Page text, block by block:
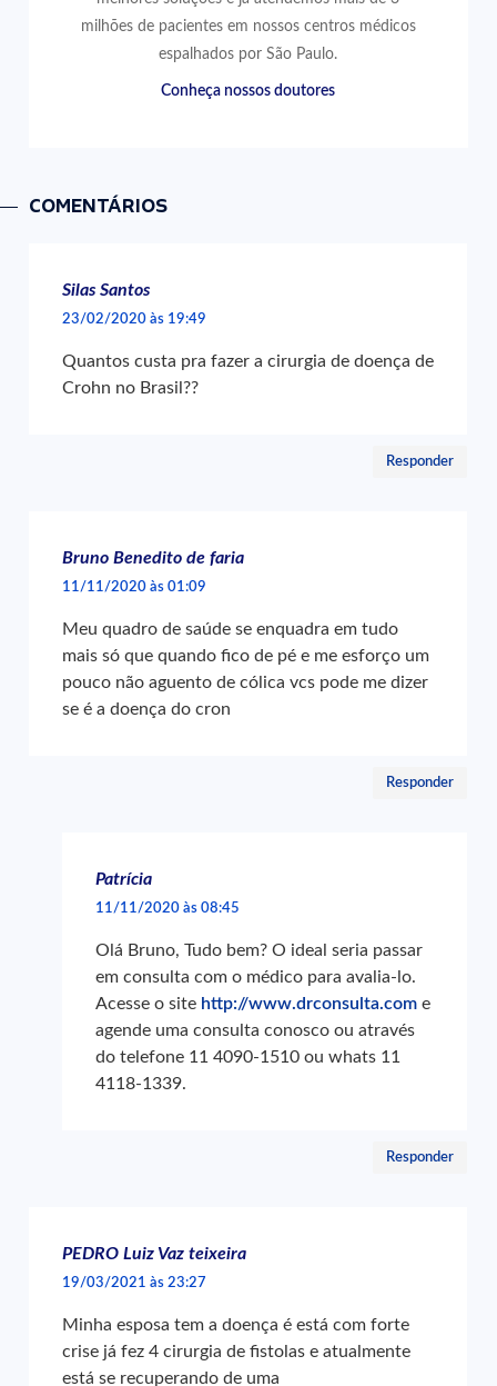
milhões de pacientes em nossos centros médicos
espalhados por São Paulo.
Conheça nossos doutores
COMENTÁRIOS
Silas Santos
23/02/2020 às 19:49
Quantos custa pra fazer a cirurgia de doença de
Crohn no Brasil??
Responder
Bruno Benedito de faria
11/11/2020 às 01:09
Meu quadro de saúde se enquadra em tudo
mais só que quando fico de pé e me esforço um
pouco não aguento de cólica vcs pode me dizer
se é a doença do cron
Responder
Patrícia
11/11/2020 às 08:45
Olá Bruno, Tudo bem? O ideal seria passar
em consulta com o médico para avalia-lo.
Acesse o site http://www.drconsulta.com e
agende uma consulta conosco ou através
do telefone 11 4090-1510 ou whats 11
4118-1339.
Responder
PEDRO Luiz Vaz teixeira
19/03/2021 às 23:27
Minha esposa tem a doença é está com forte
crise já fez 4 cirurgia de fistolas e atualmente
está se recuperando de uma